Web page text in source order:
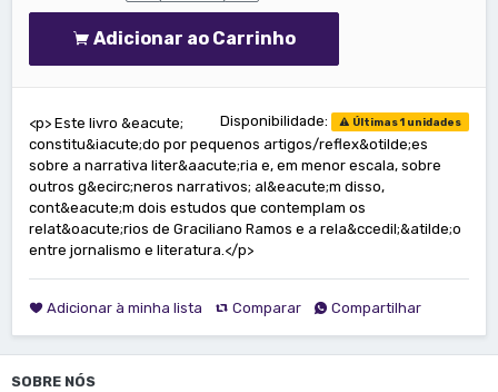
Adicionar ao Carrinho
Disponibilidade: Últimas 1 unidades
<p> Este livro &eacute;
constitu&iacute;do por pequenos artigos/reflex&otilde;es
sobre a narrativa liter&aacute;ria e, em menor escala, sobre
outros g&ecirc;neros narrativos; al&eacute;m disso,
cont&eacute;m dois estudos que contemplam os
relat&oacute;rios de Graciliano Ramos e a rela&ccedil;&atilde;o
entre jornalismo e literatura.</p>
Adicionar à minha lista Comparar Compartilhar
SOBRE NÓS